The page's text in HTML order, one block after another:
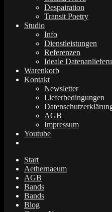
Despairation
Transit Poetry
Studio
Info
Dienstleistungen
Referenzen
Ideale
Warenkorb
Kontakt
Newsletter
Lieferbedingungen
AGB
Impressum
Youtube
Start
Aethernaeum
AGB
Bands
Bands
Blog